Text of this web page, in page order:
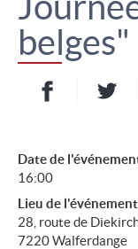
belges"
Partager sur
Date de
16:00
Lieu de
28, route de
7220 Walferdange